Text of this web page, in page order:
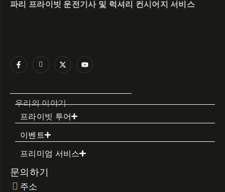
파리 프라이빗 운전기사 및 럭셔리 컨시어지 서비스
우리의 이야기
프라이빗 투어
이벤트
프리미엄 서비스
문의하기
주소